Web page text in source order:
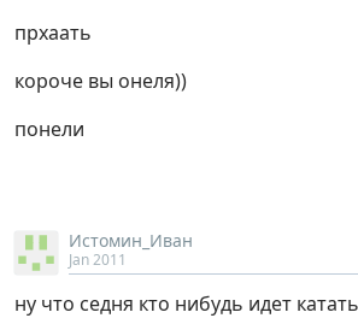
прхаать
короче вы онеля))
понели
Истомин_Иван
Jan 2011
ну что седня кто нибудь идет